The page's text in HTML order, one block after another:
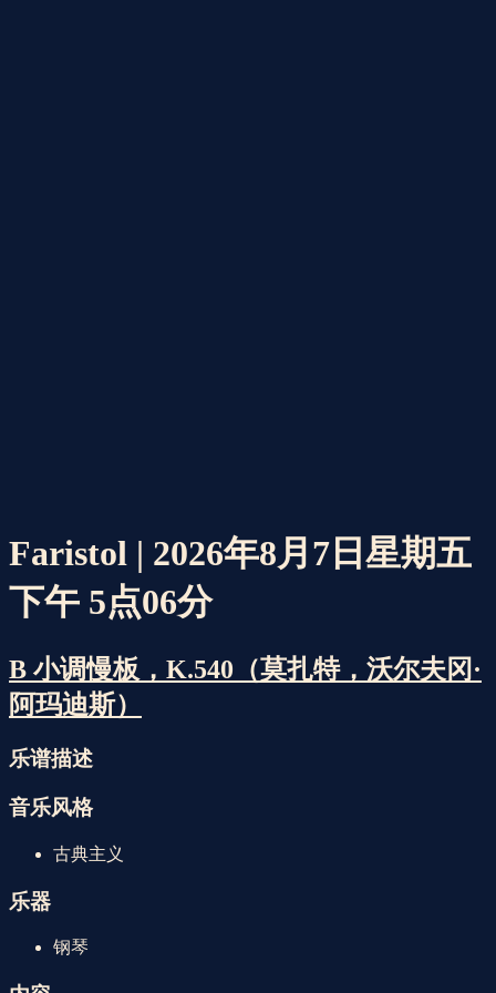
Faristol | 2026年8月7日星期五
下午 5点06分
B 小调慢板，K.540（莫扎特，沃尔夫冈·
阿玛迪斯）
乐谱描述
音乐风格
古典主义